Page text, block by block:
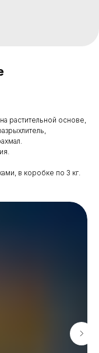
растительной основе,
в коробке по 3 кг.